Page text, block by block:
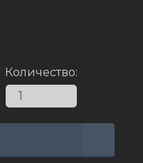
Количество: